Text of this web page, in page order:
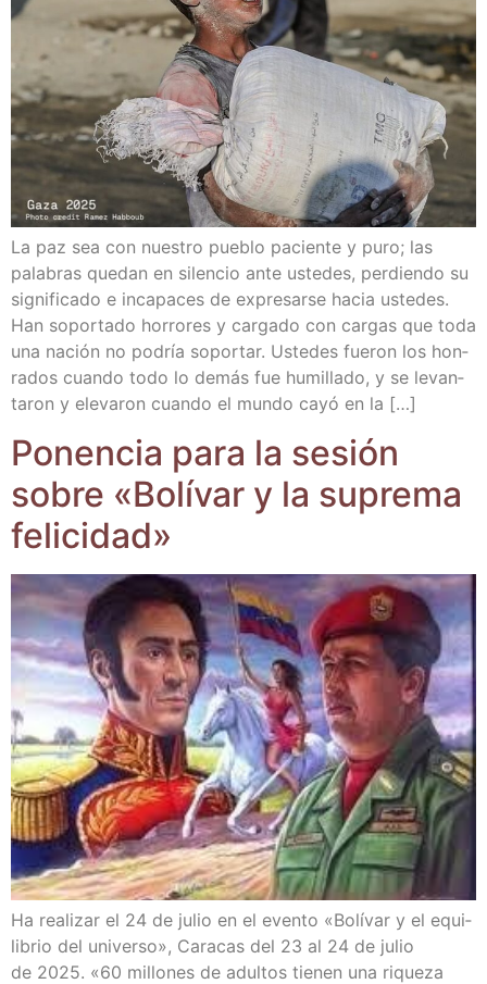
La paz sea con nues­tro pue­blo pacien­te y puro; las
pala­bras que­dan en silen­cio ante uste­des, per­dien­do su
sig­ni­fi­ca­do e inca­pa­ces de expre­sar­se hacia uste­des.
Han sopor­ta­do horro­res y car­ga­do con car­gas que toda
una nación no podría sopor­tar. Uste­des fue­ron los hon­
ra­dos cuan­do todo lo demás fue humi­lla­do, y se levan­
ta­ron y ele­va­ron cuan­do el mun­do cayó en la […]
Ponen­cia para la sesión
sobre «Bolí­var y la supre­ma
felicidad»
Ha rea­li­zar el 24 de julio en el even­to «Bolí­var y el equi­
li­brio del uni­ver­so», Cara­cas del 23 al 24 de julio
de 2025. «60 millo­nes de adul­tos tie­nen una rique­za